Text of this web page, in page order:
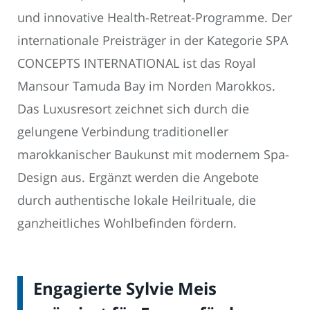
und innovative Health-Retreat-Programme. Der
internationale Preisträger in der Kategorie SPA
CONCEPTS INTERNATIONAL ist das Royal
Mansour Tamuda Bay im Norden Marokkos.
Das Luxusresort zeichnet sich durch die
gelungene Verbindung traditioneller
marokkanischer Baukunst mit modernem Spa-
Design aus. Ergänzt werden die Angebote
durch authentische lokale Heilrituale, die
ganzheitliches Wohlbefinden fördern.
Engagierte Sylvie Meis